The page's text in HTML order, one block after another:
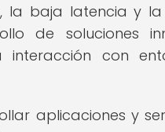
la baja latencia y
de soluciones
interacción con
aplicaciones y